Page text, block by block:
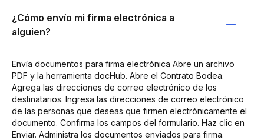
¿Cómo envío mi firma electrónica a
alguien?
Envía documentos para firma electrónica Abre un archivo
PDF y la herramienta docHub. Abre el Contrato Bodea.
Agrega las direcciones de correo electrónico de los
destinatarios. Ingresa las direcciones de correo electrónico
de las personas que deseas que firmen electrónicamente el
documento. Confirma los campos del formulario. Haz clic en
Enviar. Administra los documentos enviados para firma.